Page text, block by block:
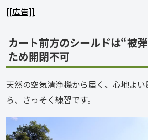
[[広告]]
カート前方のシールドは“被
ため開閉不可
天然の空気清浄機から届く、心地よ
ら、さっそく練習です。